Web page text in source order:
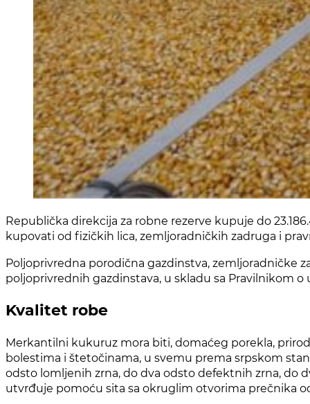
Republička direkcija za robne rezerve kupuje do
kupovati od fizičkih lica, zemljoradničkih zadruga i
Poljoprivredna porodična gazdinstva, zemljoradničke
poljoprivrednih gazdinstava, u skladu sa Pravilnikom
Kvalitet robe
Merkantilni kukuruz mora biti, domaćeg porekla,
bolestima i štetočinama, u svemu prema srpskom
odsto lomljenih zrna, do dva odsto defektnih zrna, do
utvrđuje pomoću sita sa okruglim otvorima prečnika